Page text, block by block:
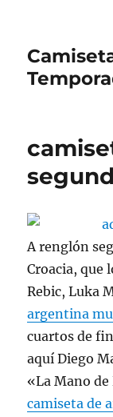
A renglón
Croacia, que
Rebic, Luka
argentina
cuartos de
aquí Diego
«La Mano
camiseta de